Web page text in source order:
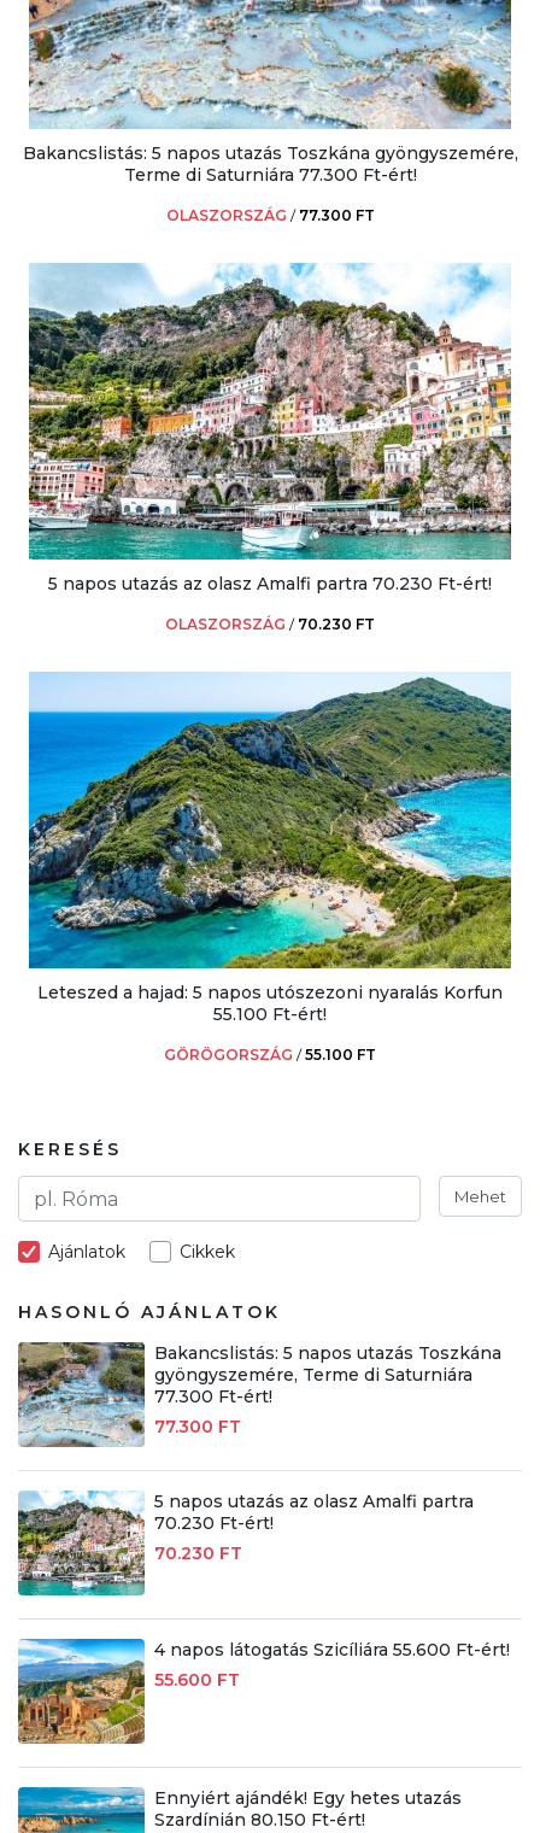
Bakancslistás: 5 napos utazás Toszkána gyöngyszemére,
Terme di Saturniára 77.300 Ft-ért!
OLASZORSZÁG / 77.300 FT
5 napos utazás az olasz Amalfi partra 70.230 Ft-ért!
OLASZORSZÁG / 70.230 FT
Leteszed a hajad: 5 napos utószezoni nyaralás Korfun
55.100 Ft-ért!
GÖRÖGORSZÁG /55.100 FT
KERESÉS
Mehet
Ajánlatok Cikkek
HASONLÓ AJÁNLATOK
Bakancslistás: 5 napos utazás Toszkána
gyöngyszemére, Terme di Saturniára
77.300 Ft-ért!
77.300 FT
5 napos utazás az olasz Amalfi partra
70.230 Ft-ért!
70.230 FT
4 napos látogatás Szicíliára 55.600 Ft-ért!
55.600 FT
Ennyiért ajándék! Egy hetes utazás
Szardínián 80.150 Ft-ért!